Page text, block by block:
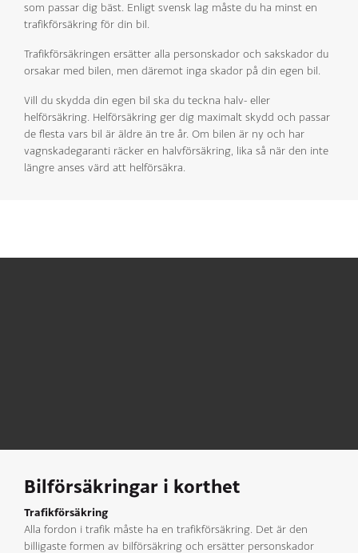
som passar dig bäst. Enligt svensk lag måste du ha minst en
trafikförsäkring för din bil.
Trafikförsäkringen ersätter alla personskador och sakskador du
orsakar med bilen, men däremot inga skador på din egen bil.
Vill du skydda din egen bil ska du teckna halv- eller
helförsäkring. Helförsäkring ger dig maximalt skydd och passar
de flesta vars bil är äldre än tre år. Om bilen är ny och har
vagnskadegaranti räcker en halvförsäkring, lika så när den inte
längre anses värd att helförsäkra.
Bilförsäkringar i korthet
Trafikförsäkring
Alla fordon i trafik måste ha en trafikförsäkring. Det är den
billigaste formen av bilförsäkring och ersätter personskador